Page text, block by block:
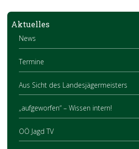
Aktuelles
News
Termine
Aus Sicht des Landesjägermeisters
„aufgeworfen“ – Wissen intern!
OÖ Jagd TV